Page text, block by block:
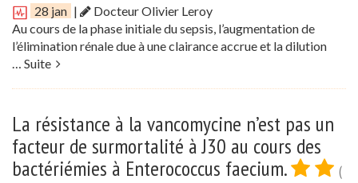
28 jan |
Docteur Olivier Leroy
Au cours de la phase initiale du sepsis, l’augmentation de
l’élimination rénale due à une clairance accrue et la dilution
… Suite
La résistance à la vancomycine n’est pas un
facteur de surmortalité à J30 au cours des
bactériémies à Enterococcus faecium.
(